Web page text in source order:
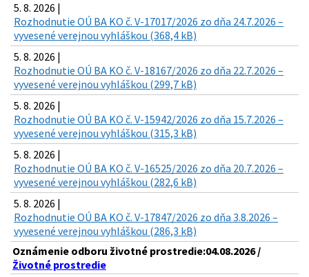
5. 8. 2026 |
Rozhodnutie OÚ BA KO č. V-17017/2026 zo dňa 24.7.2026 –
vyvesené verejnou vyhláškou (368,4 kB)
5. 8. 2026 |
Rozhodnutie OÚ BA KO č. V-18167/2026 zo dňa 22.7.2026 –
vyvesené verejnou vyhláškou (299,7 kB)
5. 8. 2026 |
Rozhodnutie OÚ BA KO č. V-15942/2026 zo dňa 15.7.2026 –
vyvesené verejnou vyhláškou (315,3 kB)
5. 8. 2026 |
Rozhodnutie OÚ BA KO č. V-16525/2026 zo dňa 20.7.2026 –
vyvesené verejnou vyhláškou (282,6 kB)
5. 8. 2026 |
Rozhodnutie OÚ BA KO č. V-17847/2026 zo dňa 3.8.2026 –
vyvesené verejnou vyhláškou (286,3 kB)
Oznámenie odboru životné prostredie:04.08.2026 /
Životné prostredie